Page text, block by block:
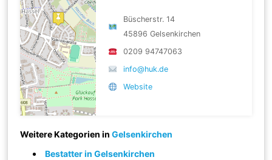
Büscherstr. 14
45896 Gelsenkirchen
0209 94747063
info@huk.de
Website
Weitere Kategorien inGelsenkirchen
Bestatter in Gelsenkirchen